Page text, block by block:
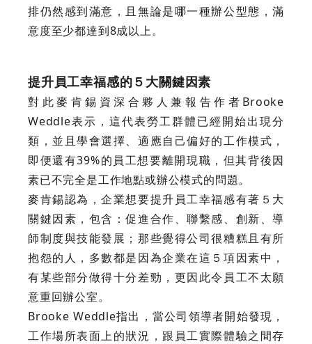
排仍然感到滿意，且無論是哪一種辦公型態，滿
意度至少都達到8成以上。
提升員工幸福感的５大關鍵因素
對此麥肯錫資深合夥人兼報告作者Brooke
Weddle表示，這代表勞工群體已經開始出現分
類，並且學會選擇、適應自己偏好的工作模式，
即便還有39%的員工想要離開現職，但其背後因
素已不完全是工作地點或辦公模式的問題。
麥肯錫認為，企業想要提升員工幸福感有著５大
關鍵因素，包含：促進合作、聯繫感、創新、導
師制度與技能發展；那些覺得公司很糟糕且有所
抱怨的人，多數都是因為企業在這５項因素中，
有某些部分做得十分差勁，更因此令員工不太願
意重回辦公室。
Brooke Weddle指出，當公司領導者開始發現，
工作場所表面上的狀況，跟員工實際體驗之間存